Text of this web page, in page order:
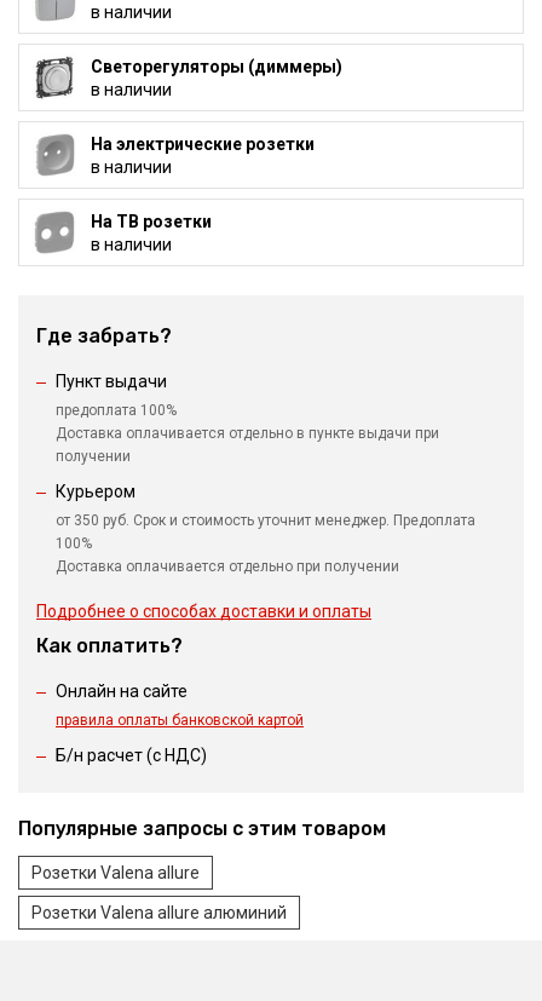
в наличии
Светорегуляторы (диммеры)
в наличии
На электрические розетки
в наличии
На ТВ розетки
в наличии
Где забрать?
Пункт выдачи
предоплата 100%
Доставка оплачивается отдельно в пункте выдачи при
получении
Курьером
от 350 руб. Срок и стоимость уточнит менеджер. Предоплата
100%
Доставка оплачивается отдельно при получении
Подробнее о способах доставки и оплаты
Как оплатить?
Онлайн на сайте
правила оплаты банковской картой
Б/н расчет (c НДС)
Популярные запросы с этим товаром
Розетки Valena allure
Розетки Valena allure алюминий